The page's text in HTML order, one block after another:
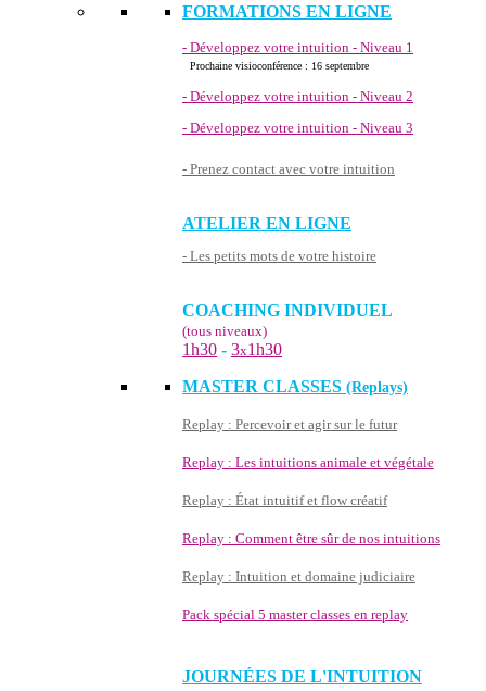
FORMATIONS EN LIGNE
- Développez votre intuition - Niveau 1
Prochaine visioconférence : 16 septembre
- Développez votre intuition - Niveau 2
- Développez votre intuition - Niveau 3
- Prenez contact avec votre intuition
ATELIER EN LIGNE
- Les petits mots de votre histoire
COACHING INDIVIDUEL
(tous niveaux)
1h30 - 3x1h30
MASTER CLASSES (Replays)
Replay : Percevoir et agir sur le futur
Replay : Les intuitions animale et végétale
Replay : État intuitif et flow créatif
Replay : Comment être sûr de nos intuitions
Replay : Intuition et domaine judiciaire
Pack spécial 5 master classes en replay
JOURNÉES DE L'INTUITION